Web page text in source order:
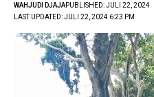
LAST UPDATED: JULI 22, 2024 6:23 PM
WAHJUDI DJAJAPUBLISHED: JULI 22, 2024